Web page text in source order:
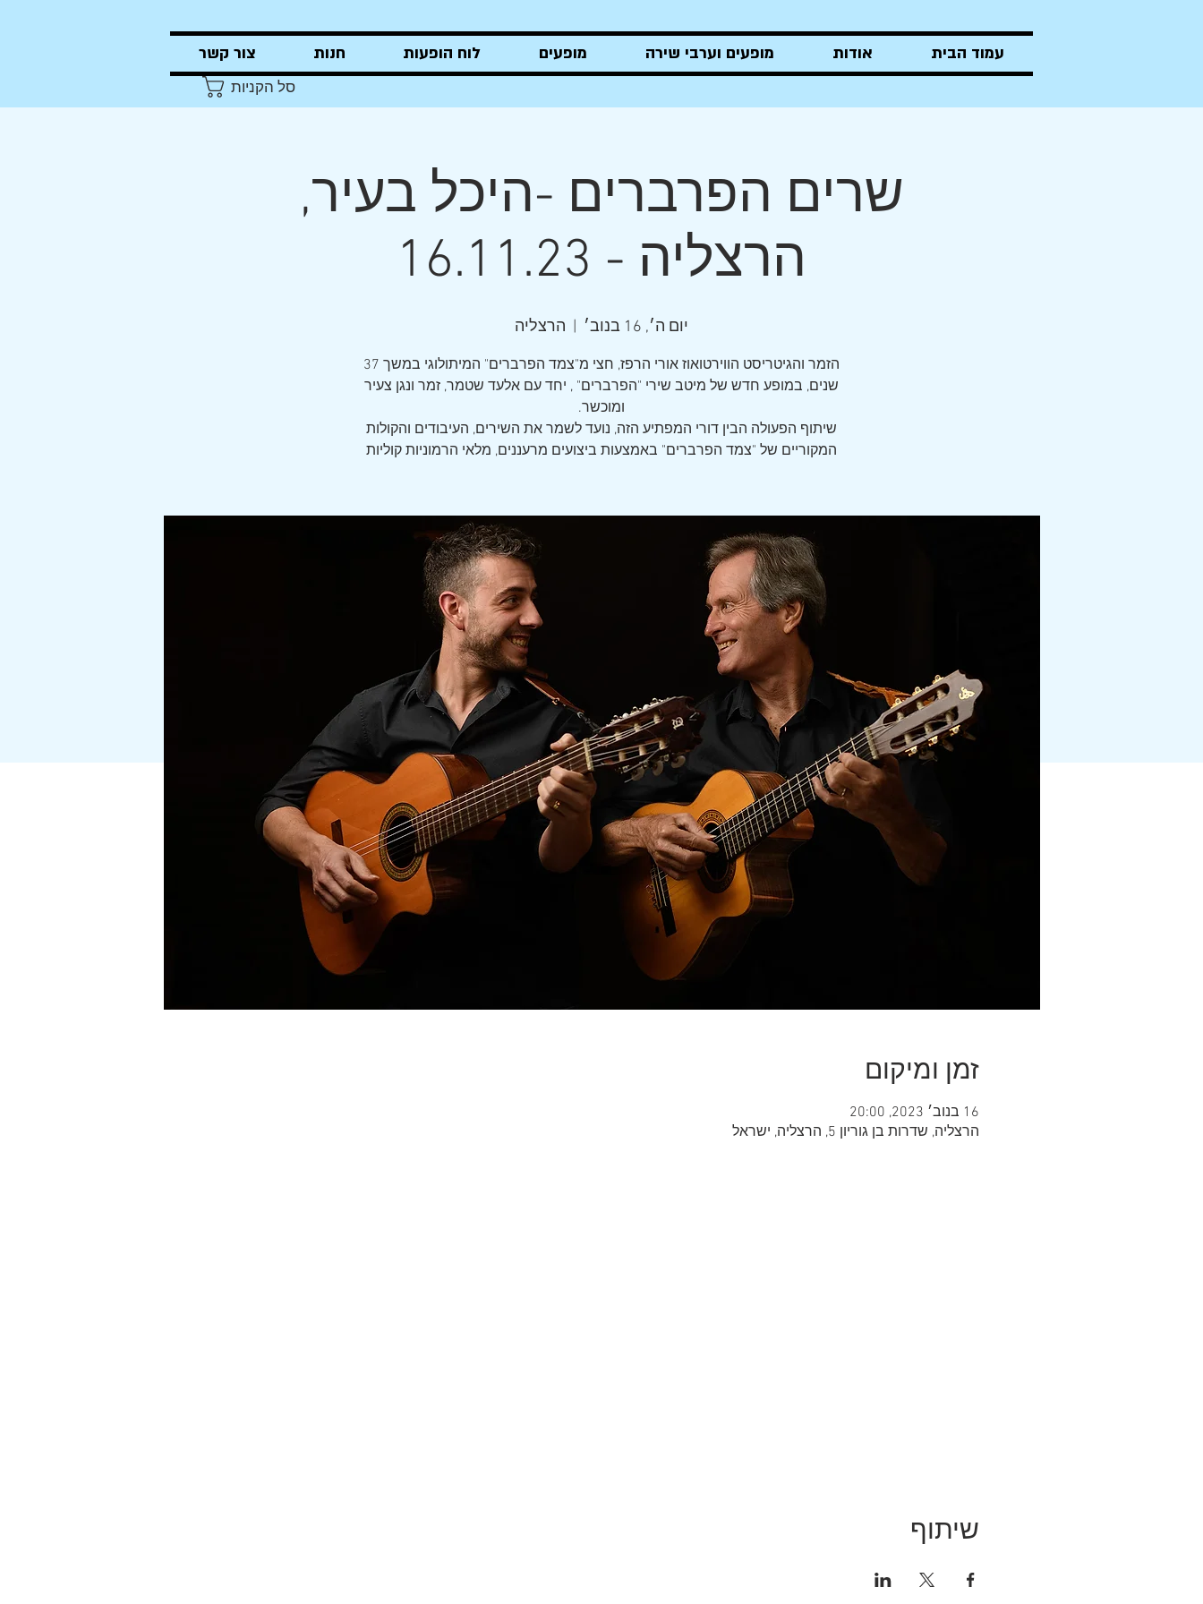
עמוד הבית אודות מופעים וערבי שירה מופעים לוח הופעות חנות צור קשר
סל הקניות
שרים הפרברים -היכל בעיר,
הרצליה - 16.11.23
יום ה׳, 16 בנוב׳ הרצליה
הזמר והגיטריסט הווירטואוז אורי הרפז, חצי מ"צמד הפרברים" המיתולוגי במשך 37
שנים, במופע חדש של מיטב שירי "הפרברים" , יחד עם אלעד שטמר, זמר ונגן צעיר
שיתוף הפעולה הבין דורי המפתיע הזה, נועד לשמר את השירים, העיבודים והקולות
המקוריים של "צמד הפרברים" באמצעות ביצועים מרעננים, מלאי הרמוניות קוליות
זמן ומיקום
16 בנוב׳ 2023, 20:00
הרצליה, שדרות בן גוריון 5, הרצליה, ישראל
שיתוף